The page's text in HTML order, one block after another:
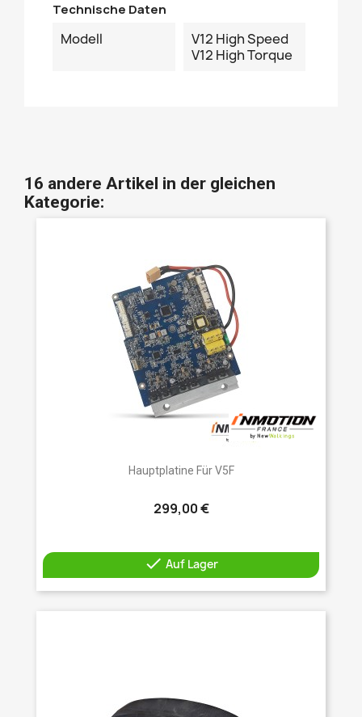
Technische Daten
Modell
V12 High Speed
V12 High Torque
16 andere Artikel in der gleichen
Kategorie:
Hauptplatine Für V5F
299,00 €
 Auf Lager